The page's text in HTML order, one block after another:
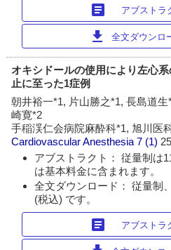
article アブストラ
download 全文ダウンロ
オキシドールの使用により左心
止に至った1症例
朝井裕一*1, 片山勝之*1, 長島道
崎寛*2
手稲渓仁会病院麻酔科*1, 旭川医
Cardiovascular Anesthesia 7 (1)
アブストラクト： 従量制は
は基本料金に含まれます。
全文ダウンロード： 従量制
(税込) です。
article アブストラ